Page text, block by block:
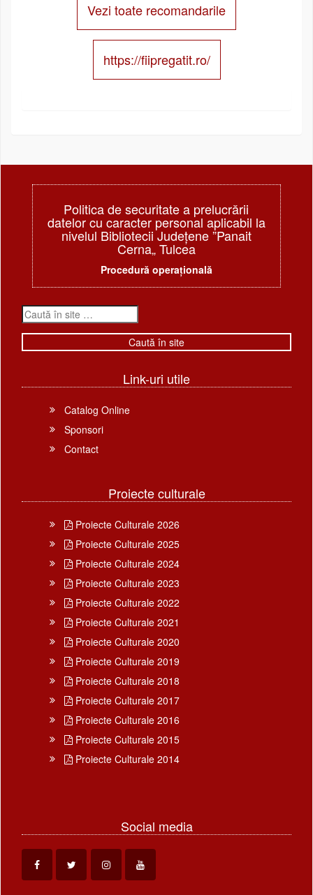
Vezi toate recomandarile
https://fiipregatit.ro/
Politica de securitate a prelucrării
datelor cu caracter personal aplicabil la
nivelul Bibliotecii Judeţene ”Panait
Cerna„ Tulcea
Procedură operațională
Link-uri utile
Catalog Online
Sponsori
Contact
Proiecte culturale
Proiecte Culturale 2026
Proiecte Culturale 2025
Proiecte Culturale 2024
Proiecte Culturale 2023
Proiecte Culturale 2022
Proiecte Culturale 2021
Proiecte Culturale 2020
Proiecte Culturale 2019
Proiecte Culturale 2018
Proiecte Culturale 2017
Proiecte Culturale 2016
Proiecte Culturale 2015
Proiecte Culturale 2014
Social media